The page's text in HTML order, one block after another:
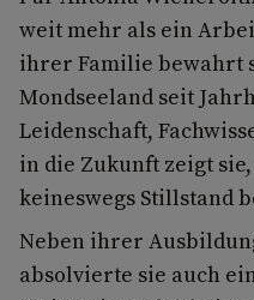
weit mehr als ein
ihrer Familie bewahrt
Mondseeland seit
Leidenschaft,
in die Zukunft zeigt
keineswegs Stillstand
Neben ihrer
absolvierte sie auch